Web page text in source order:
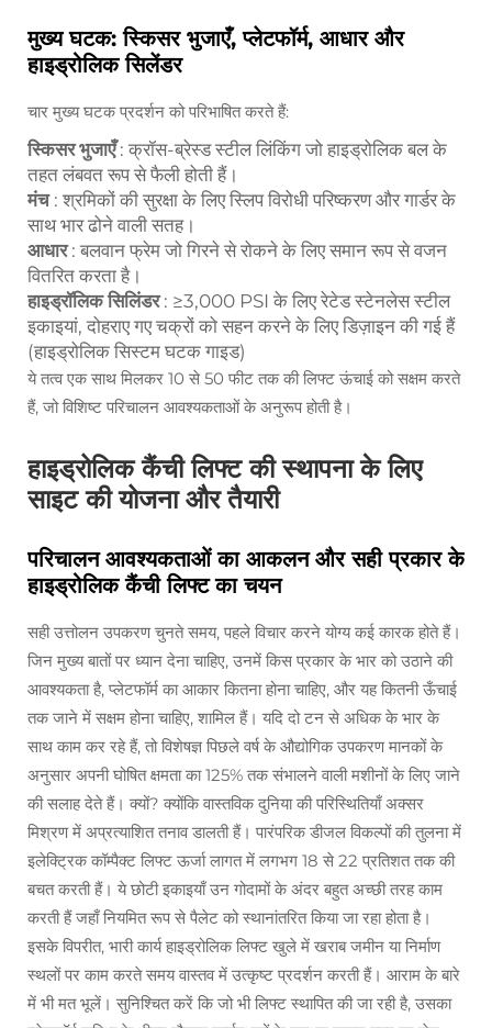
मुख्य घटक: स्किसर भुजाएँ, प्लेटफॉर्म, आधार और
हाइड्रोलिक सिलेंडर
चार मुख्य घटक प्रदर्शन को परिभाषित करते हैं:
स्किसर भुजाएँ: क्रॉस-ब्रेस्ड स्टील लिंकिंग जो हाइड्रोलिक बल के
तहत लंबवत रूप से फैली होती हैं।
मंच : श्रमिकों की सुरक्षा के लिए स्लिप विरोधी परिष्करण और गार्डर के
साथ भार ढोने वाली सतह।
आधार: बलवान फ्रेम जो गिरने से रोकने के लिए समान रूप से वजन
वितरित करता है।
हाइड्रॉलिक सिलिंडर: ≥3,000 PSI के लिए रेटेड स्टेनलेस स्टील
इकाइयां, दोहराए गए चक्रों को सहन करने के लिए डिज़ाइन की गई हैं
(हाइड्रोलिक सिस्टम घटक गाइड)
ये तत्व एक साथ मिलकर 10 से 50 फीट तक की लिफ्ट ऊंचाई को सक्षम करते
हैं, जो विशिष्ट परिचालन आवश्यकताओं के अनुरूप होती है।
हाइड्रोलिक कैंची लिफ्ट की स्थापना के लिए
साइट की योजना और तैयारी
परिचालन आवश्यकताओं का आकलन और सही प्रकार के
हाइड्रोलिक कैंची लिफ्ट का चयन
सही उत्तोलन उपकरण चुनते समय, पहले विचार करने योग्य कई कारक होते हैं।
जिन मुख्य बातों पर ध्यान देना चाहिए, उनमें किस प्रकार के भार को उठाने की
आवश्यकता है, प्लेटफॉर्म का आकार कितना होना चाहिए, और यह कितनी ऊँचाई
तक जाने में सक्षम होना चाहिए, शामिल हैं। यदि दो टन से अधिक के भार के
साथ काम कर रहे हैं, तो विशेषज्ञ पिछले वर्ष के औद्योगिक उपकरण मानकों के
अनुसार अपनी घोषित क्षमता का 125% तक संभालने वाली मशीनों के लिए जाने
की सलाह देते हैं। क्यों? क्योंकि वास्तविक दुनिया की परिस्थितियाँ अक्सर
मिश्रण में अप्रत्याशित तनाव डालती हैं। पारंपरिक डीजल विकल्पों की तुलना में
इलेक्ट्रिक कॉम्पैक्ट लिफ्ट ऊर्जा लागत में लगभग 18 से 22 प्रतिशत तक की
बचत करती हैं। ये छोटी इकाइयाँ उन गोदामों के अंदर बहुत अच्छी तरह काम
करती हैं जहाँ नियमित रूप से पैलेट को स्थानांतरित किया जा रहा होता है।
इसके विपरीत, भारी कार्य हाइड्रोलिक लिफ्ट खुले में खराब जमीन या निर्माण
स्थलों पर काम करते समय वास्तव में उत्कृष्ट प्रदर्शन करती हैं। आराम के बारे
में भी मत भूलें। सुनिश्चित करें कि जो भी लिफ्ट स्थापित की जा रही है, उसका